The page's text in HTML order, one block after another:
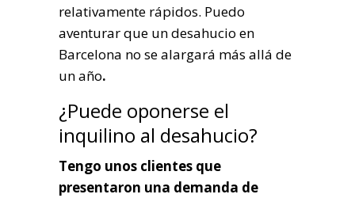
relativamente rápidos. Puedo
aventurar que un desahucio en
Barcelona no se alargará más allá de
un año.
¿Puede oponerse el
inquilino al desahucio?
Tengo unos clientes que
presentaron una demanda de